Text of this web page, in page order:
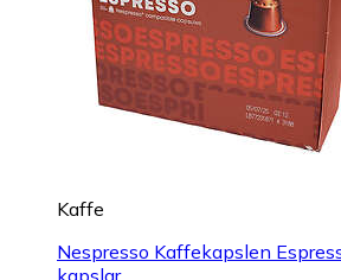
Kaffe
Nespresso Kaffekapslen
kapslar